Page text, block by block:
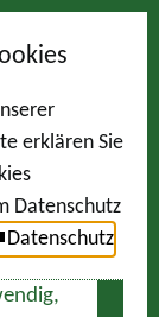
erklären Sie
Datenschutz
Datenschutz